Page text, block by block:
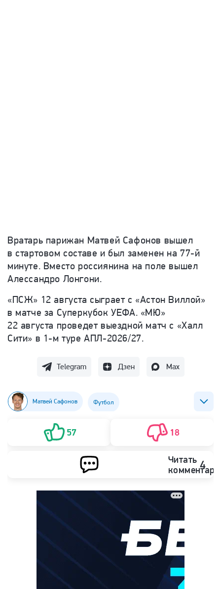
Вратарь парижан Матвей Сафонов вышел
в стартовом составе и был заменен на 77-й
минуте. Вместо россиянина на поле вышел
Алессандро Лонгони.
«ПСЖ» 12 августа сыграет с «Астон Виллой»
в матче за Суперкубок УЕФА. «МЮ»
22 августа проведет выездной матч с «Халл
Сити» в 1-м туре АПЛ-2026/27.
Telegram Дзен Max
Матвей Сафонов Футбол
ФК Манчестер Юнайтед ФК ПСЖ (Пари Сен-Жермен)
57 18
Читать 4